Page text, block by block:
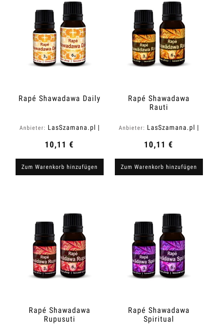
Rapé Shawadawa Daily
Anbieter: LasSzamana.pl |
10,11 €
Zum Warenkorb hinzufügen
Rapé Shawadawa
Rauti
Anbieter: LasSzamana.pl |
10,11 €
Zum Warenkorb hinzufügen
Rapé Shawadawa
Rupusuti
Rapé Shawadawa
Spiritual